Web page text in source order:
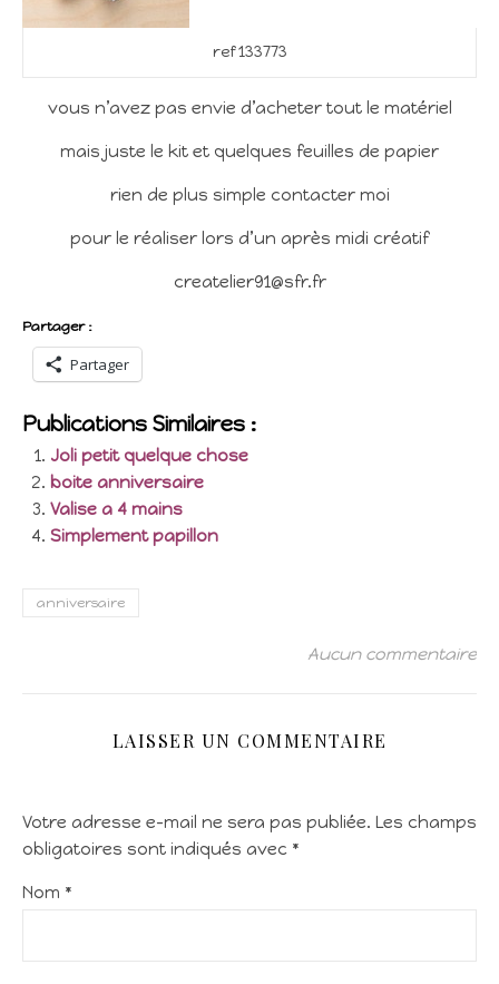
ref 133773
vous n’avez pas envie d’acheter tout le matériel
mais juste le kit et quelques feuilles de papier
rien de plus simple contacter moi
pour le réaliser lors d’un après midi créatif
createlier91@sfr.fr
Partager :
Partager
Publications Similaires :
Joli petit quelque chose
boite anniversaire
Valise a 4 mains
Simplement papillon
anniversaire
Aucun commentaire
LAISSER UN COMMENTAIRE
Votre adresse e-mail ne sera pas publiée. Les champs
obligatoires sont indiqués avec *
Nom *